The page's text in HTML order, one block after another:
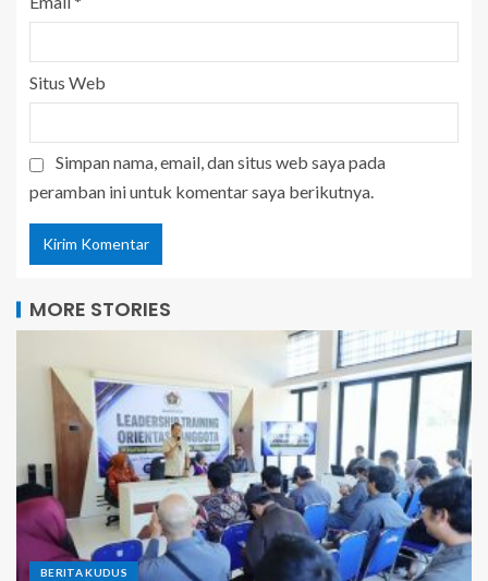
Situs Web
Simpan nama, email, dan situs web saya pada
peramban ini untuk komentar saya berikutnya.
MORE STORIES
BERITA KUDUS